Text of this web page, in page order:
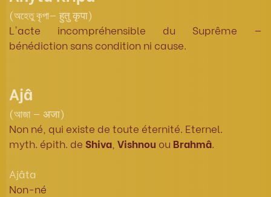
(অহেতু কৃপা— हुतु कृपा)
L'acte incompréhensible du Suprême —
bénédiction sans condition ni cause.
Ajâ
(আজা — अजा)
Non né, qui existe de toute éternité. Eternel.
myth. épith. de Shiva, Vishnou ou Brahmâ.
Ajâta
Non-né